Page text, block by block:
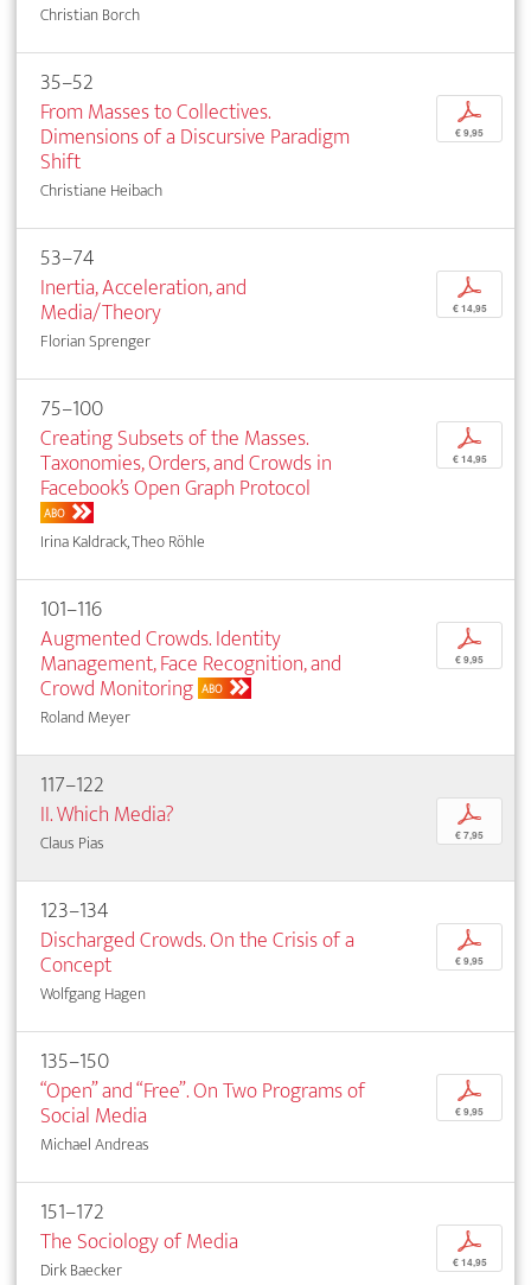
Christian Borch
35–52
From Masses to Collectives.
Dimensions of a Discursive Paradigm
Shift
Christiane Heibach
p
€ 9,95
53–74
Inertia, Acceleration, and
Media/Theory
Florian Sprenger
p
€ 14,95
75–100
Creating Subsets of the Masses.
Taxonomies, Orders, and Crowds in
Facebook’s Open Graph Protocol
ABO
Irina Kaldrack, Theo Röhle
p
€ 14,95
101–116
Augmented Crowds. Identity
Management, Face Recognition, and
Crowd Monitoring ABO
Roland Meyer
p
€ 9,95
117–122
II. Which Media?
Claus Pias
p
€ 7,95
123–134
Discharged Crowds. On the Crisis of a
Concept
Wolfgang Hagen
p
€ 9,95
135–150
“Open” and “Free”. On Two Programs of
Social Media
Michael Andreas
p
€ 9,95
151–172
The Sociology of Media
Dirk Baecker
p
€ 14,95